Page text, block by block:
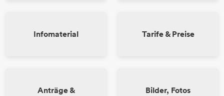
Haustechnik
Infomaterial Tarife & Preise
Anträge &
Bilder, Fotos